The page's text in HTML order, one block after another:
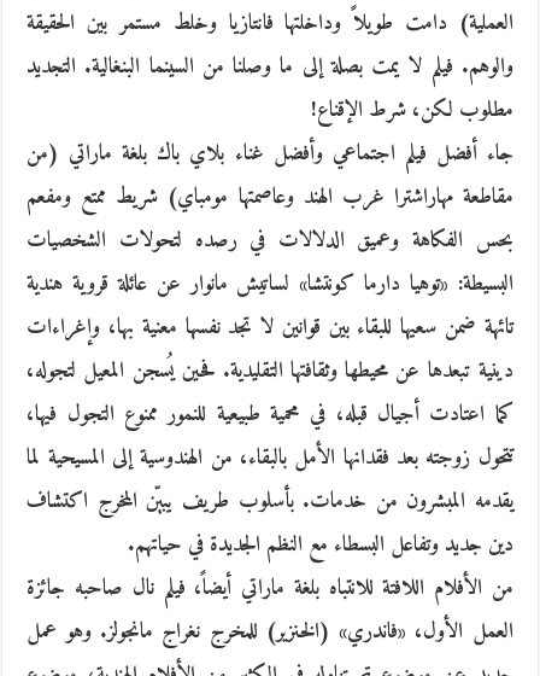
العملية) دامت طويلاً وداخلتها فانتازيا وخلط مستمر بين الحقيقة
والوهم. فيلم لا يمت بصلة إلى ما وصلنا من السينما البنغالية. التجديد
مطلوب لكن، شرط الإقناع!
جاء أفضل فيلم اجتماعي وأفضل غناء بلاي باك بلغة ماراتي (من
مقاطعة مهاراشترا غرب الهند وعاصمتها مومباي) شريط ممتع ومفعم
بحس الفكاهة وعميق الدلالات في رصده لتحولات الشخصيات
البسيطة: «توهيا دارما كونتشا» لساتيش مانوار عن عائلة قروية هندية
تائهة ضمن سعيها للبقاء بين قوانين لا تجد نفسها معنية بها، وإغراءات
دينية تبعدها عن محيطها وثقافتها التقليدية. فحين يُسجن المعيل لتجوله،
كما اعتادت أجيال قبله، في محمية طبيعية للنمور ممنوع التجول فيها،
تتحول زوجته بعد فقدانها الأمل بالبقاء، من الهندوسية إلى المسيحية لما
يقدمه المبشرون من خدمات. بأسلوب طريف يبيّن المخرج اكتشاف
دين جديد وتفاعل البسطاء مع النظم الجديدة في حياتهم.
من الأفلام اللافتة للانتباه بلغة ماراتي أيضاً، فيلم نال صاحبه جائزة
العمل الأول، «فاندري» (الخنزير) للمخرج نغراج مانجولز. وهو عمل